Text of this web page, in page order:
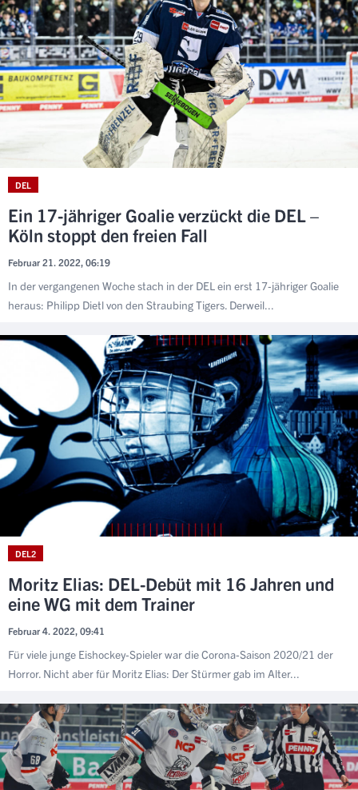
DEL
Ein 17-jähriger Goalie verzückt die DEL –
Köln stoppt den freien Fall
Februar 21. 2022, 06:19
In der vergangenen Woche stach in der DEL ein erst 17-jähriger Goalie
heraus: Philipp Dietl von den Straubing Tigers. Derweil...
DEL2
Moritz Elias: DEL-Debüt mit 16 Jahren und
eine WG mit dem Trainer
Februar 4. 2022, 09:41
Für viele junge Eishockey-Spieler war die Corona-Saison 2020/21 der
Horror. Nicht aber für Moritz Elias: Der Stürmer gab im Alter...